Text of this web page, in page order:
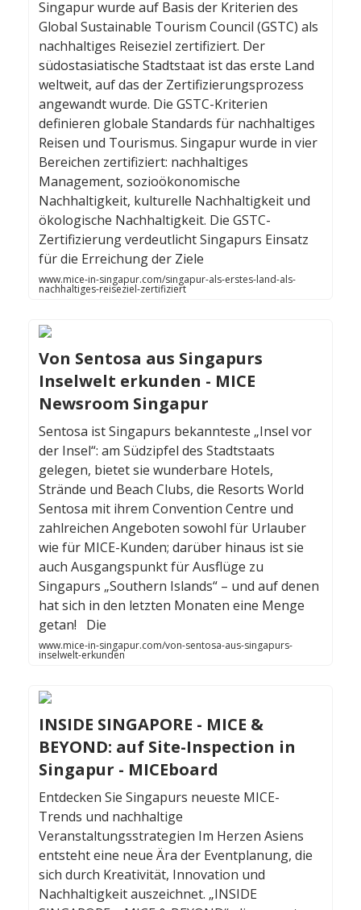
Singapur wurde auf Basis der Kriterien des
Global Sustainable Tourism Council (GSTC) als
nachhaltiges Reiseziel zertifiziert. Der
südostasiatische Stadtstaat ist das erste Land
weltweit, auf das der Zertifizierungsprozess
angewandt wurde. Die GSTC-Kriterien
definieren globale Standards für nachhaltiges
Reisen und Tourismus. Singapur wurde in vier
Bereichen zertifiziert: nachhaltiges
Management, sozioökonomische
Nachhaltigkeit, kulturelle Nachhaltigkeit und
ökologische Nachhaltigkeit. Die GSTC-
Zertifizierung verdeutlicht Singapurs Einsatz
für die Erreichung der Ziele
www.mice-in-singapur.com/singapur-als-erstes-land-als-
nachhaltiges-reiseziel-zertifiziert
Von Sentosa aus Singapurs
Inselwelt erkunden - MICE
Newsroom Singapur
Sentosa ist Singapurs bekannteste „Insel vor
der Insel“: am Südzipfel des Stadtstaats
gelegen, bietet sie wunderbare Hotels,
Strände und Beach Clubs, die Resorts World
Sentosa mit ihrem Convention Centre und
zahlreichen Angeboten sowohl für Urlauber
wie für MICE-Kunden; darüber hinaus ist sie
auch Ausgangspunkt für Ausflüge zu
Singapurs „Southern Islands“ – und auf denen
hat sich in den letzten Monaten eine Menge
getan! Die
www.mice-in-singapur.com/von-sentosa-aus-singapurs-
inselwelt-erkunden
INSIDE SINGAPORE - MICE &
BEYOND: auf Site-Inspection in
Singapur - MICEboard
Entdecken Sie Singapurs neueste MICE-
Trends und nachhaltige
Veranstaltungsstrategien Im Herzen Asiens
entsteht eine neue Ära der Eventplanung, die
sich durch Kreativität, Innovation und
Nachhaltigkeit auszeichnet. „INSIDE